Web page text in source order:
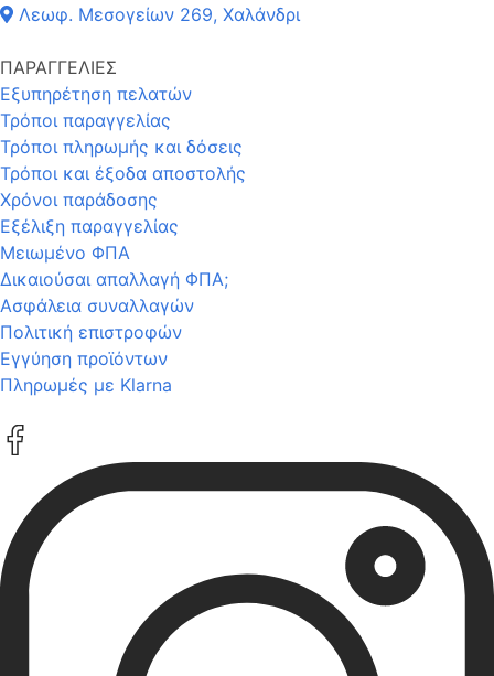
Λεωφ. Μεσογείων 269, Χαλάνδρι
ΠΑΡΑΓΓΕΛΙΕΣ
Εξυπηρέτηση πελατών
Τρόποι παραγγελίας
Τρόποι πληρωμής και δόσεις
Τρόποι και έξοδα αποστολής
Χρόνοι παράδοσης
Εξέλιξη παραγγελίας
Μειωμένο ΦΠΑ
Δικαιούσαι απαλλαγή ΦΠΑ;
Ασφάλεια συναλλαγών
Πολιτική επιστροφών
Εγγύηση προϊόντων
Πληρωμές με Klarna